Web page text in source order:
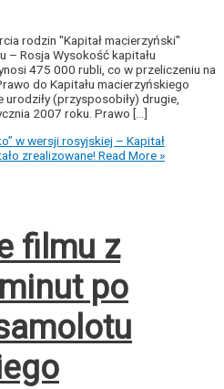
rodzin "Kapitał macierzyński"
– Rosja Wysokość kapitału
475 000 rubli, co w przeliczeniu na
do Kapitału macierzyńskiego
(przysposobiły) drugie,
2007 roku. Prawo [...]
w wersji rosyjskiej – Kapitał
zrealizowane! Read More »
filmu z
po